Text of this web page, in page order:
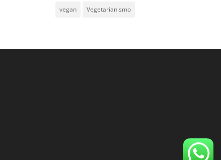
vegan Vegetarianismo